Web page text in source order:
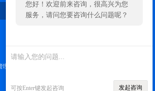
您好！欢迎前来咨询，很高兴为您
服务，请问您要咨询什么问题呢？
可按Enter键发起咨询 发起咨询
联系我们
理登陆